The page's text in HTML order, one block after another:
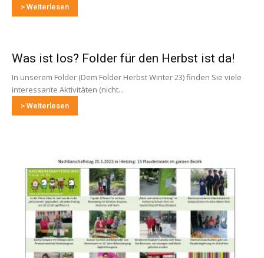
> Weiterlesen
Was ist los? Folder für den Herbst ist da!
In unserem Folder (Dem Folder Herbst Winter 23) finden Sie viele
interessante Aktivitäten (nicht...
> Weiterlesen